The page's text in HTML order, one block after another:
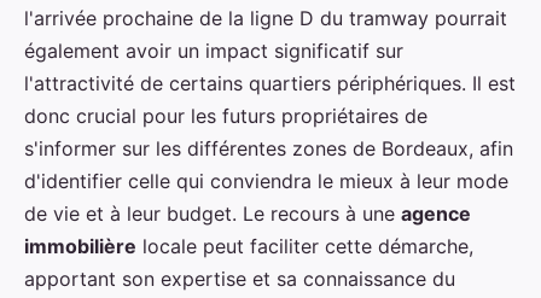
l'arrivée prochaine de la ligne D du tramway pourrait
également avoir un impact significatif sur
l'attractivité de certains quartiers périphériques. Il est
donc crucial pour les futurs propriétaires de
s'informer sur les différentes zones de Bordeaux, afin
d'identifier celle qui conviendra le mieux à leur mode
de vie et à leur budget. Le recours à une agence
immobilière locale peut faciliter cette démarche,
apportant son expertise et sa connaissance du